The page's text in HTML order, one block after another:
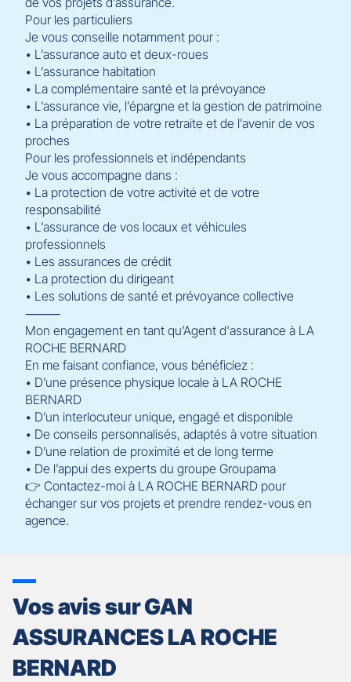
Pour les particuliers
Je vous conseille notamment pour :
• L’assurance auto et deux-roues
• L’assurance habitation
• La complémentaire santé et la prévoyance
• L’assurance vie, l’épargne et la gestion de patrimoine
• La préparation de votre retraite et de l’avenir de vos
proches
Pour les professionnels et indépendants
Je vous accompagne dans :
• La protection de votre activité et de votre
responsabilité
• L’assurance de vos locaux et véhicules
professionnels
• Les assurances de crédit
• La protection du dirigeant
• Les solutions de santé et prévoyance collective
⸻
Mon engagement en tant qu’Agent d'assurance à LA
ROCHE BERNARD
En me faisant confiance, vous bénéficiez :
• D’une présence physique locale à LA ROCHE
BERNARD
• D’un interlocuteur unique, engagé et disponible
• De conseils personnalisés, adaptés à votre situation
• D’une relation de proximité et de long terme
• De l’appui des experts du groupe Groupama
👉 Contactez-moi à LA ROCHE BERNARD pour
échanger sur vos projets et prendre rendez-vous en
agence.
Vos avis sur GAN
ASSURANCES LA ROCHE
BERNARD